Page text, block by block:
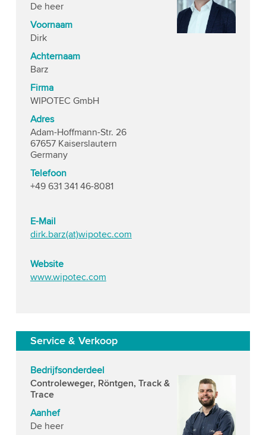
De heer
Voornaam
Dirk
Achternaam
Barz
Firma
WIPOTEC GmbH
Adres
Adam-Hoffmann-Str. 26
67657 Kaiserslautern
Germany
Telefoon
+49 631 341 46-8081
E-Mail
dirk.barz(at)wipotec.com
Website
www.wipotec.com
Service & Verkoop
Bedrijfsonderdeel
Controleweger, Röntgen, Track &
Trace
Aanhef
De heer